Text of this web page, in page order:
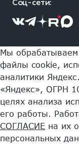
Соц-сети:
Мы
файлы cookie,
аналитики
«Яндекс», ОГРН
целях анализа
его работы.
СОГЛАСИЕ на их
персональных